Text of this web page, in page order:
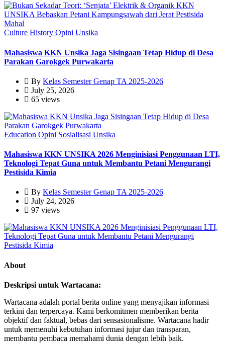
Culture History Opini Unsika
Mahasiswa KKN Unsika Jaga Sisingaan Tetap Hidup di Desa
Parakan Garokgek Purwakarta
By Kelas Semester Genap TA 2025-2026
July 25, 2026
65 views
Education Opini Sosialisasi Unsika
Mahasiswa KKN UNSIKA 2026 Menginisiasi Penggunaan LTI,
Teknologi Tepat Guna untuk Membantu Petani Mengurangi
Pestisida Kimia
By Kelas Semester Genap TA 2025-2026
July 24, 2026
97 views
About
Deskripsi untuk Wartacana:
Wartacana adalah portal berita online yang menyajikan informasi
terkini dan terpercaya. Kami berkomitmen memberikan berita
objektif dan faktual, bebas dari sensasionalisme. Wartacana hadir
untuk memenuhi kebutuhan informasi jujur dan transparan,
membantu pembaca memahami dunia dengan lebih baik.